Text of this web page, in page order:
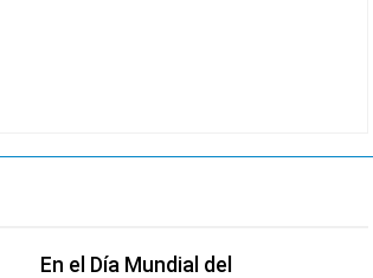
En el Día Mundial del